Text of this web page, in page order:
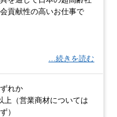
貢献性の高いお仕事で
…続きを読む
れか
上（営業商材については
）